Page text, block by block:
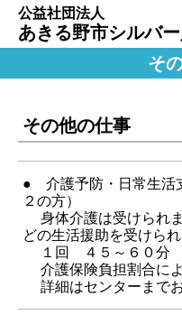
公益社団法人
あきる野市シルバ
そ
その他の仕事
● 介護予防・日常生活
２の方）
身体介護は受けられ
どの生活援助を受けられ
１回 ４５～６０分
介護保険負担割合によ
詳細はセンターまでお